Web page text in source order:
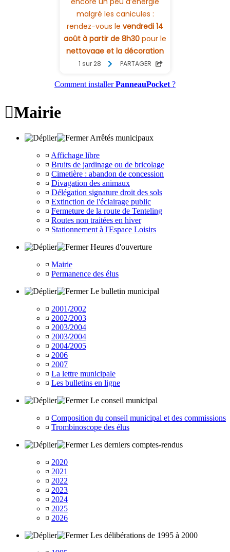
Comment installerPanneauPocket ?
Mairie
Arrêtés municipaux
¤ Affichage libre
¤ Bruits de jardinage ou de bricolage
¤ Cimetière : abandon de concession
¤ Divagation des animaux
¤ Délégation signature droit des sols
¤ Extinction de l'éclairage public
¤ Fermeture de la route de Tenteling
¤ Routes non traitées en hiver
¤ Stationnement à l'Espace Loisirs
Heures d'ouverture
¤ Mairie
¤ Permanence des élus
Le bulletin municipal
¤ 2001/2002
¤ 2002/2003
¤ 2003/2004
¤ 2003/2004
¤ 2004/2005
¤ 2006
¤ 2007
¤ La lettre municipale
¤ Les bulletins en ligne
Le conseil municipal
¤ Composition du conseil municipal et des commissions
¤ Trombinoscope des élus
Les derniers comptes-rendus
¤ 2020
¤ 2021
¤ 2022
¤ 2023
¤ 2024
¤ 2025
¤ 2026
Les délibérations de 1995 à 2000